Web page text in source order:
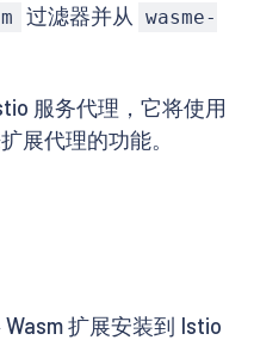
: /var/local/lib/wasme-
过滤器并从
wasme-
服务代理，它将使用
展代理的功能。
扩展安装到 Istio